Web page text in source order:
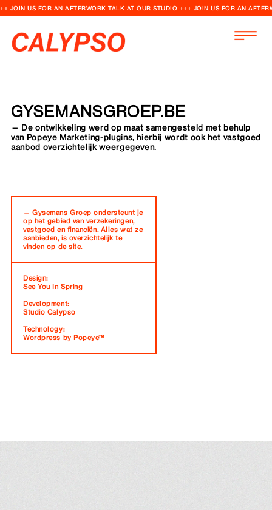
++ JOIN US FOR AN AFTERWORK TALK AT OUR STUDIO +++ JOIN US FOR AN
GYSEMANSGROEP.BE
— De ontwikkeling werd op maat samengesteld met behulp
van Popeye Marketing-plugins, hierbij wordt ook het vastgoed
aanbod overzichtelijk weergegeven.
— Gysemans Groep ondersteunt je
op het gebied van verzekeringen,
vastgoed en financiën. Alles wat ze
aanbieden, is overzichtelijk te
vinden op de site.
Design:
See You In Spring
Development:
Studio Calypso
Technology:
Wordpress by Popeye™